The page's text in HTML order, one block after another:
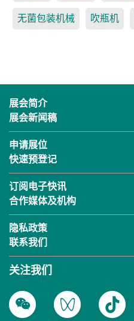
无菌包装机械 吹瓶机
展会简介
展会新闻稿
申请展位
快速预登记
订阅电子快讯
合作媒体及机构
隐私政策
联系我们
关注我们